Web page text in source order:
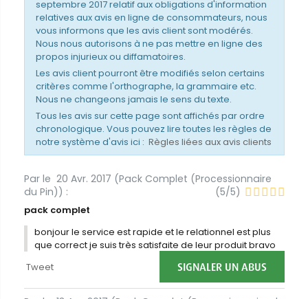
septembre 2017 relatif aux obligations d'information
relatives aux avis en ligne de consommateurs, nous
vous informons que les avis client sont modérés.
Nous nous autorisons à ne pas mettre en ligne des
propos injurieux ou diffamatoires.
Les avis client pourront être modifiés selon certains
critères comme l'orthographe, la grammaire etc.
Nous ne changeons jamais le sens du texte.
Tous les avis sur cette page sont affichés par ordre
chronologique. Vous pouvez lire toutes les règles de
notre système d'avis ici : Règles liées aux avis clients
Par le 20 Avr. 2017 (Pack Complet (Processionnaire
du Pin)) : (5/5)
pack complet
bonjour le service est rapide et le relationnel est plus
que correct je suis très satisfaite de leur produit bravo
Tweet
SIGNALER UN ABUS